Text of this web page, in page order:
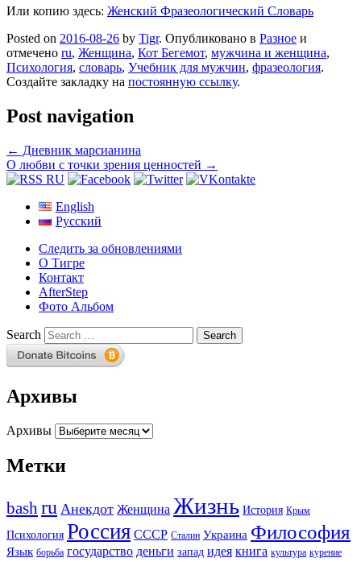
Или копию здесь: Женский Фразеологический Словарь
Posted on 2016-08-26 by Tigr. Опубликовано в Разное и
отмечено ru, Женщина, Кот Бегемот, мужчина и женщина,
Психология, словарь, Учебник для мужчин, фразеология.
Создайте закладку на постоянную ссылку.
Post navigation
← Дневник марсианина
О любви с точки зрения ценностей →
English
Русский
Следить за обновлениями
О Тигре
Контакт
AfterStep
Фото Альбом
Search
Архивы
Архивы
Метки
bashru Анекдот Женщина Жизнь История Крым
Психология Россия СССР Сталин Украина Философия
Язык борьба государство деньги запад идея книга культура курение